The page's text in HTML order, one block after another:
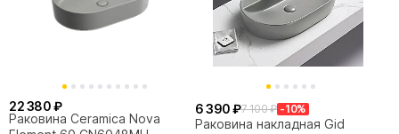
22 380 ₽
Раковина Ceramica Nova
6 390 ₽7 100 ₽ -10%
Раковина накладная Gid